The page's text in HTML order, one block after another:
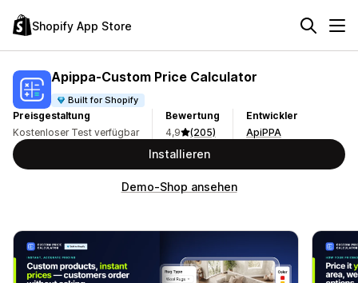
Shopify App Store
Apippa‑Custom Price Calculator
Built for Shopify
Preisgestaltung
Kostenloser Test verfügbar
Bewertung
4,9
(205)
Entwickler
ApiPPA
Installieren
Demo-Shop ansehen